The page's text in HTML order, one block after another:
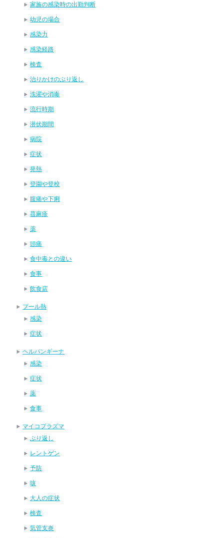
家族の感染時の出勤判断
幼児の場合
感染力
感染経路
検査
治りかけのぶり返し
洗濯や消毒
流行時期
潜伏期間
病院
症状
発熱
登園や登校
腹痛や下痢
蕁麻疹
薬
頭痛
食中毒との違い
食事
飲食店
プール熱
感染
症状
ヘルパンギーナ
感染
症状
薬
食事
マイコプラズマ
ぶり返し
レントゲン
予防
咳
大人の症状
検査
気管支炎